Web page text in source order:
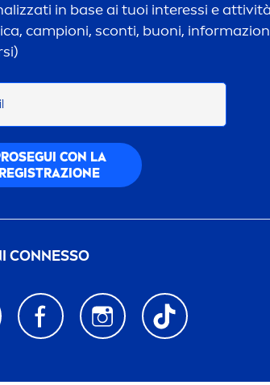
in base ai tuoi interessi e
campioni, sconti, buoni,
ROSEGUI CON LA
REGISTRAZIONE
CONNESSO